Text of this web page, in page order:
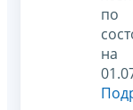
по
на